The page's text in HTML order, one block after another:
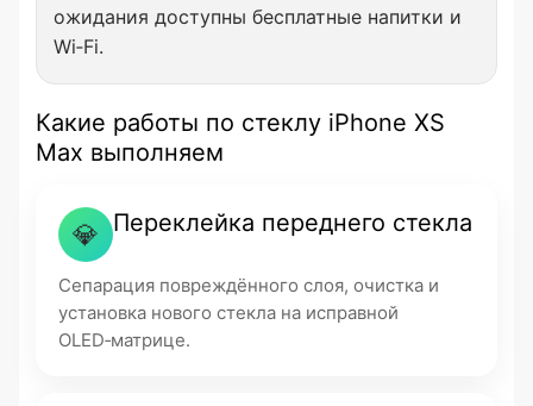
ожидания доступны бесплатные напитки и
Wi‑Fi.
Какие работы по стеклу iPhone XS
Max выполняем
💎 Переклейка переднего стекла
Сепарация повреждённого слоя, очистка и
установка нового стекла на исправной
OLED‑матрице.